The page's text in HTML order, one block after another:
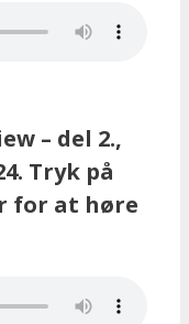
– del 2.,
Tryk på
for at høre